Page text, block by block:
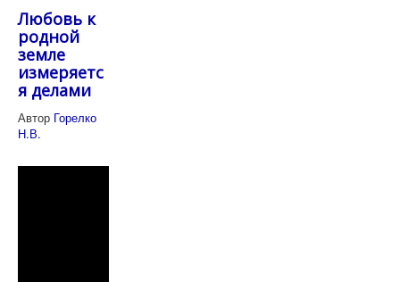
Любовь к
родной
земле
измеряетс
я делами
Автор Горелко
Н.В.